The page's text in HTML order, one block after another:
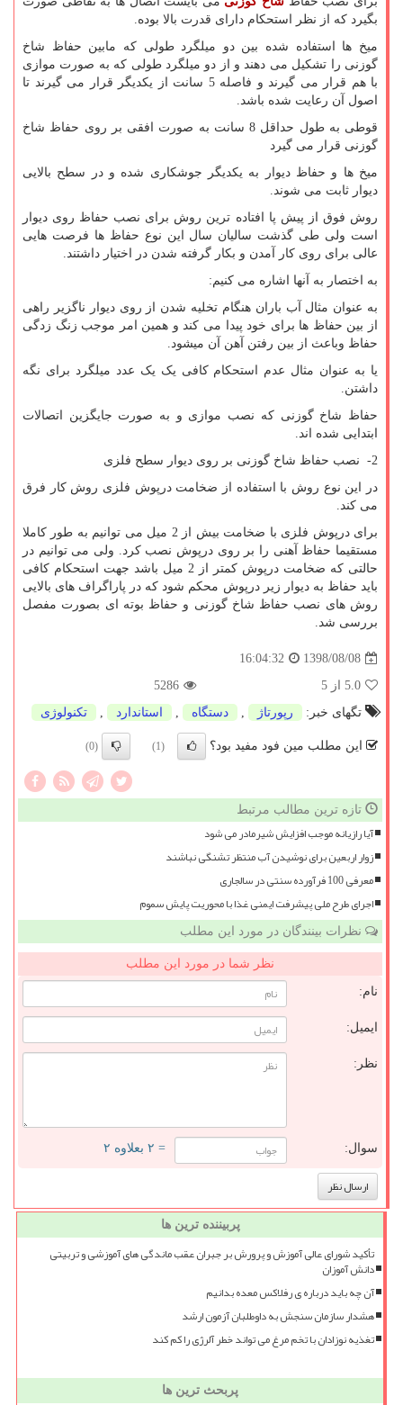
بگیرد که از نظر استحکام دارای قدرت بالا بوده.
میخ ها استفاده شده بین دو میلگرد طولی که مابین حفاظ شاخ
گوزنی را تشکیل می دهند و از دو میلگرد طولی که به صورت موازی
با هم قرار می گیرند و فاصله 5 سانت از یکدیگر قرار می گیرند تا
اصول آن رعایت شده باشد.
قوطی به طول حداقل 8 سانت به صورت افقی بر روی حفاظ شاخ
گوزنی قرار می گیرد
میخ ها و حفاظ دیوار به یکدیگر جوشکاری شده و در سطح بالایی
دیوار ثابت می شوند.
روش فوق از پیش پا افتاده ترین روش برای نصب حفاظ روی دیوار
است ولی طی گذشت سالیان سال این نوع حفاظ ها فرصت هایی
عالی برای روی کار آمدن و بکار گرفته شدن در اختیار داشتند.
به اختصار به آنها اشاره می کنیم :
به عنوان مثال آب باران هنگام تخلیه شدن از روی دیوار ناگزیر راهی
از بین حفاظ ها برای خود پیدا می کند و همین امر موجب زنگ زدگی
حفاظ وباعث از بین رفتن آهن آن میشود.
یا به عنوان مثال عدم استحکام کافی یک یک عدد میلگرد برای نگه
داشتن.
حفاظ شاخ گوزنی که نصب موازی و به صورت جایگزین اتصالات
ابتدایی شده اند.
2- نصب حفاظ شاخ گوزنی بر روی دیوار سطح فلزی
در این نوع روش با استفاده از ضخامت درپوش فلزی روش کار فرق
می کند.
برای درپوش فلزی با ضخامت بیش از 2 میل می توانیم به طور کاملا
مستقیما حفاظ آهنی را بر روی درپوش نصب کرد. ولی می توانیم در
حالتی که ضخامت درپوش کمتر از 2 میل باشد جهت استحکام کافی
باید حفاظ به دیوار زیر درپوش محکم شود که در پاراگراف های بالایی
روش های نصب حفاظ شاخ گوزنی و حفاظ بوته ای بصورت مفصل
بررسی شد.
1398/08/08
16:04:32
5.0 از 5
5286
تگهای خبر:
رپورتاژ , دستگاه , استاندارد , تكنولوژی
این مطلب مین فود مفید بود؟ (1)
(0)
تازه ترین مطالب مرتبط
آیا رازیانه موجب افزایش شیرمادر می شود
زوار اربعین برای نوشیدن آب منتظر تشنگی نباشند
معرفی 100 فرآورده سنتی در سالجاری
اجرای طرح ملی پیشرفت ایمنی غذا با محوریت پایش سموم
نظرات بینندگان در مورد این مطلب
نظر شما در مورد این مطلب
نام:
ایمیل:
نظر:
سوال: = ۲ بعلاوه ۲
پربیننده ترین ها
تأکید شورای عالی آموزش و پرورش بر جبران عقب ماندگی های آموزشی و تربیتی
دانش آموزان
آن چه باید درباره ی رفلاکس معده بدانیم
هشدار سازمان سنجش به داوطلبان آزمون ارشد
تغذیه نوزادان با تخم مرغ می تواند خطر آلرژی را کم کند
پربحث ترین ها